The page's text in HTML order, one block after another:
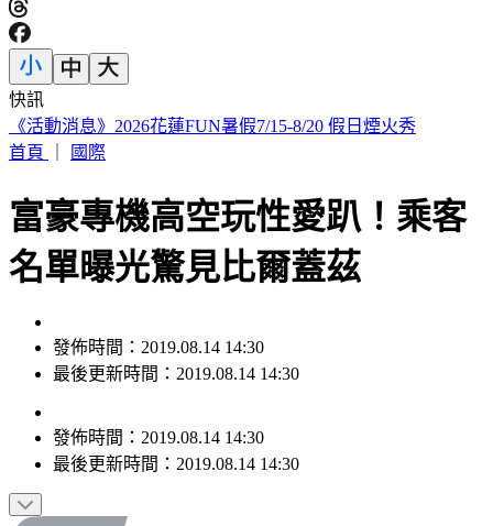
快訊
SBS歌謠大戰／夏日女王壓軸登場 Red Velvet絕美開唱
首頁
國際
富豪專機高空玩性愛趴！乘客
名單曝光驚見比爾蓋茲
發佈時間：2019.08.14 14:30
最後更新時間：2019.08.14 14:30
發佈時間： 2019.08.14 14:30
最後更新時間： 2019.08.14 14:30